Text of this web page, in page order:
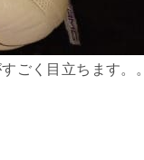
ごく目立ちます。。